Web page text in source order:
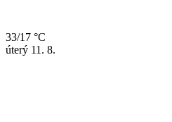
33/17 °C
úterý 11. 8.